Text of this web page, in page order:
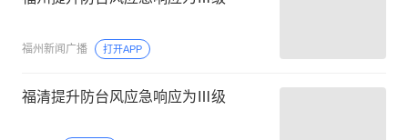
福州新闻广播 打开APP
福清提升防台风应急响应为Ⅲ级